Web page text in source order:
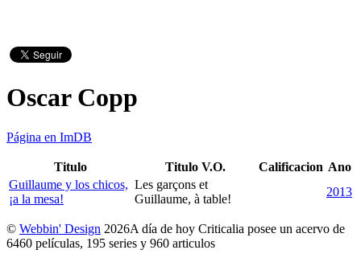
Oscar Copp
Página en ImDB
Titulo Titulo V.O. Calificacion Ano
Guillaume y los chicos,
¡a la mesa!
Les garçons et
Guillaume, à table!
2013
© Webbin' Design 2026A día de hoy Criticalia posee un acervo de
6460 películas, 195 series y 960 articulos